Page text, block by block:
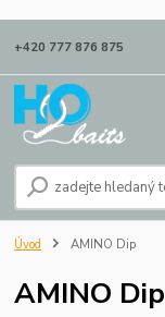
+420 777 876 875
Úvod AMINO Dip
AMINO Dip